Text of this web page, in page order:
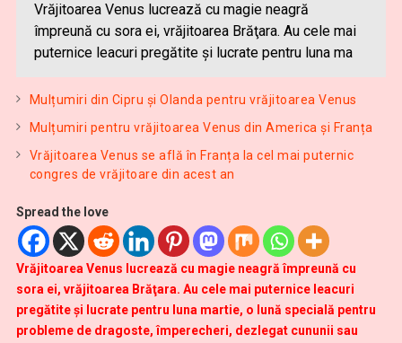
Vrăjitoarea Venus lucrează cu magie neagră
împreună cu sora ei, vrăjitoarea Brăţara. Au cele mai
puternice leacuri pregătite şi lucrate pentru luna ma
Mulțumiri din Cipru și Olanda pentru vrăjitoarea Venus
Mulțumiri pentru vrăjitoarea Venus din America și Franța
Vrăjitoarea Venus se află în Franța la cel mai puternic
congres de vrăjitoare din acest an
Spread the love
Vrăjitoarea Venus lucrează cu magie neagră împreună cu
sora ei, vrăjitoarea Brăţara. Au cele mai puternice leacuri
pregătite şi lucrate pentru luna martie, o lună specială pentru
probleme de dragoste, împerecheri, dezlegat cununii sau